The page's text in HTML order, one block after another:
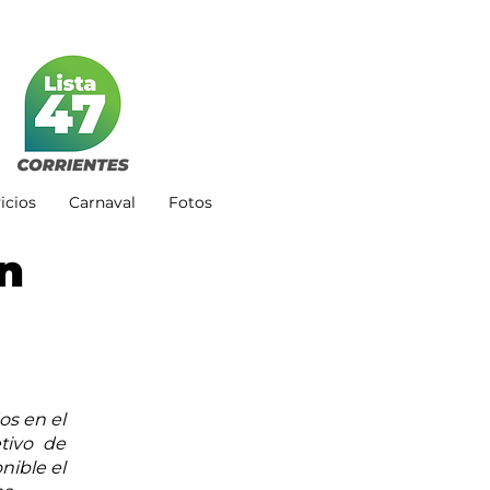
Carnaval Fotos
en el
de
el